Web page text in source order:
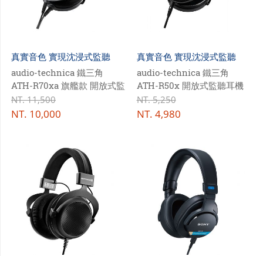
真實音色 實現沈浸式監聽
audio-technica 鐵三角
ATH-R70xa 旗艦款 開放式監
聽耳機
NT.11,500
NT. 10,000
真實音色 實現沈浸式監聽
audio-technica 鐵三角
ATH-R50x 開放式監聽耳機
NT.5,250
NT. 4,980